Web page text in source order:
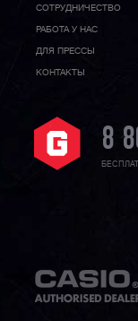
CОТРУДНИЧЕСТВО
РАБОТА У НАС
ДЛЯ ПРЕССЫ
КОНТАКТЫ
8